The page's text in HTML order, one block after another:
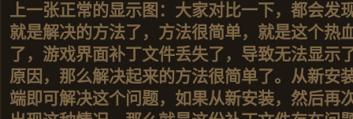
上一张正常的显示图：大家对比一下，都会发
就是解决的方法了，方法很简单，就是这个热
了，游戏界面补丁文件丢失了，导致无法显示
原因，那么解决起来的方法很简单了。从新安
端即可解决这个问题，如果从新安装，然后再